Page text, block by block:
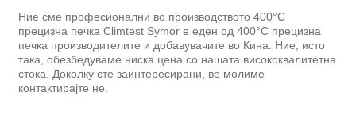
Ние сме професионални во производството 400°C
прецизна печка Climtest Symor е еден од 400°C прецизна
печка производителите и добавувачите во Кина. Ние, исто
така, обезбедуваме ниска цена со нашата висококвалитетна
стока. Доколку сте заинтересирани, ве молиме
контактирајте не.